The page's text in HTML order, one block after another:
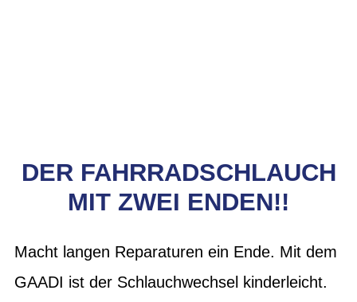
DER FAHRRADSCHLAUCH
MIT ZWEI ENDEN!!
Macht langen Reparaturen ein Ende. Mit dem
GAADI ist der Schlauchwechsel kinderleicht.